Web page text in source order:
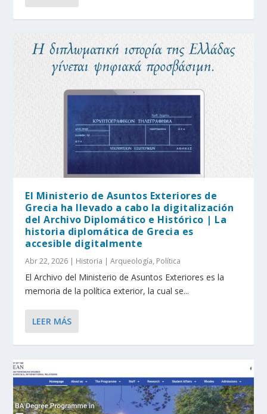
El Ministerio de Asuntos Exteriores de
Grecia ha llevado a cabo la digitalización
del Archivo Diplomático e Histórico | La
historia diplomática de Grecia es
accesible digitalmente
Abr 22, 2026 | Historia | Arqueología, Política
El Archivo del Ministerio de Asuntos Exteriores es la
memoria de la política exterior, la cual se...
LEER MÁS